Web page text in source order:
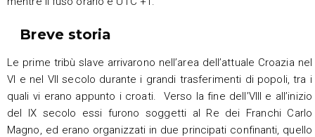
Breve storia
Le prime tribù slave arrivarono nell’area dell’attuale Croazia nel
VI e nel VII secolo durante i grandi trasferimenti di popoli, tra i
quali vi erano appunto i croati. Verso la fine dell’VIII e all’inizio
del IX secolo essi furono soggetti al Re dei Franchi Carlo
Magno, ed erano organizzati in due principati confinanti, quello